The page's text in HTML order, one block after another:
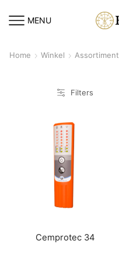
MENU
Home Winkel Assortiment
Filters
Cemprotec 34